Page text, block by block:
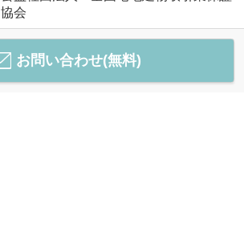
協会
お問い合わせ(無料)